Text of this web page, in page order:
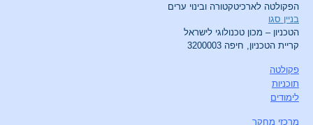
הפקולטה לארכיטקטורה ובינוי ערים
בניין סגו
הטכניון – מכון טכנולוגי לישראל
קריית הטכניון, חיפה 3200003
פקולטה
תוכניות
לימודים
מרכזי מחקר